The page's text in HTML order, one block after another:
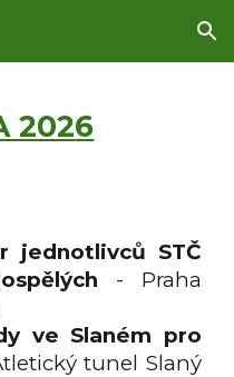
Skip to navigation
2026
jednotlivců STČ
- Praha
ve Slaném pro
tunel Slaný